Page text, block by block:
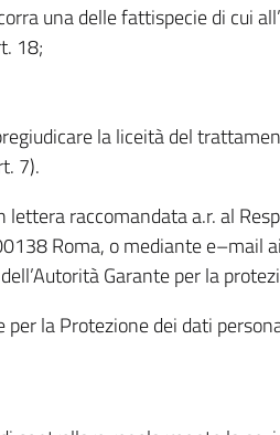
una delle fattispecie di cui
18;
la liceità del
7).
raccomandata a.r. al
Roma, o mediante e–mail
Garante per la
la Protezione dei dati